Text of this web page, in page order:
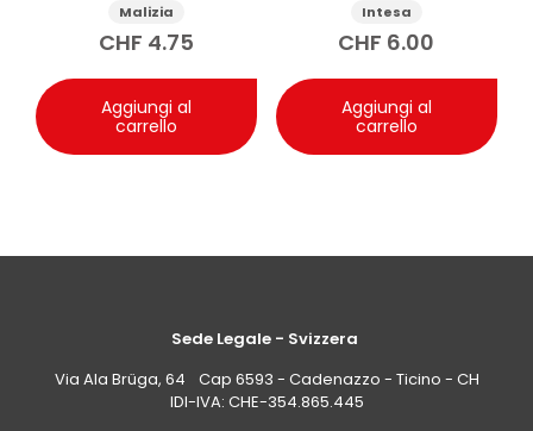
Malizia
CHF 4.75
Aggiungi al
carrello
Intesa
CHF 6.00
Aggiungi al
carrello
Sede Legale - Svizzera
Via Ala Brüga, 64 Cap 6593 - Cadenazzo - Ticino - CH
IDI-IVA: CHE-354.865.445